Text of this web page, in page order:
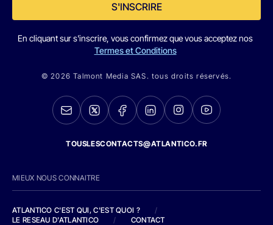
S'INSCRIRE
En cliquant sur s'inscrire, vous confirmez que vous acceptez nos
Termes et Conditions
© 2026 Talmont Media SAS. tous droits réservés.
TOUSLESCONTACTS@ATLANTICO.FR
MIEUX NOUS CONNAITRE
ATLANTICO C'EST QUI, C'EST QUOI ?
/
LE RESEAU D'ATLANTICO
/ CONTACT